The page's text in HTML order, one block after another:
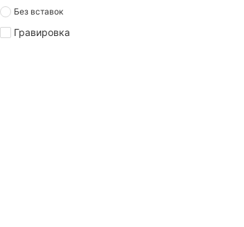
Без вставок
Гравировка